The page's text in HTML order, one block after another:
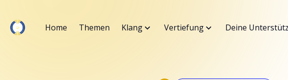
Home Themen Klang Vertiefung Deine